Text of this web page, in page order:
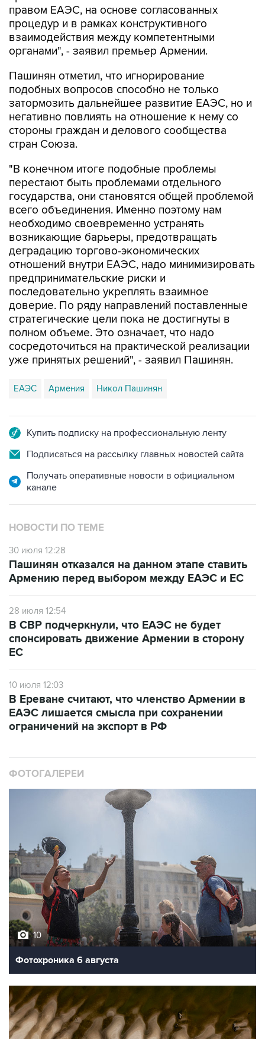
правом ЕАЭС, на основе согласованных
процедур и в рамках конструктивного
взаимодействия между компетентными
органами", - заявил премьер Армении.
Пашинян отметил, что игнорирование
подобных вопросов способно не только
затормозить дальнейшее развитие ЕАЭС, но и
негативно повлиять на отношение к нему со
стороны граждан и делового сообщества
стран Союза.
"В конечном итоге подобные проблемы
перестают быть проблемами отдельного
государства, они становятся общей проблемой
всего объединения. Именно поэтому нам
необходимо своевременно устранять
возникающие барьеры, предотвращать
деградацию торгово-экономических
отношений внутри ЕАЭС, надо минимизировать
предпринимательские риски и
последовательно укреплять взаимное
доверие. По ряду направлений поставленные
стратегические цели пока не достигнуты в
полном объеме. Это означает, что надо
сосредоточиться на практической реализации
уже принятых решений", - заявил Пашинян.
ЕАЭС Армения Никол Пашинян
Купить подписку на профессиональную ленту
Подписаться на рассылку главных новостей сайта
Получать оперативные новости в официальном
канале
НОВОСТИ ПО ТЕМЕ
30 июля 12:28
Пашинян отказался на данном этапе ставить
Армению перед выбором между ЕАЭС и ЕС
28 июля 12:54
В СВР подчеркнули, что ЕАЭС не будет
спонсировать движение Армении в сторону
ЕС
10 июля 12:03
В Ереване считают, что членство Армении в
ЕАЭС лишается смысла при сохранении
ограничений на экспорт в РФ
ФОТОГАЛЕРЕИ
10
Фотохроника 6 августа